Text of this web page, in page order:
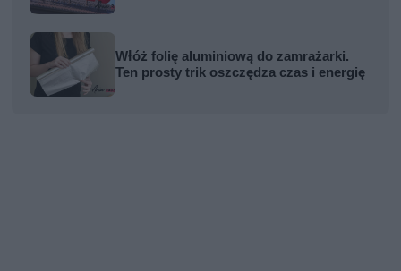
Włóż folię aluminiową do zamrażarki.
Ten prosty trik oszczędza czas i energię